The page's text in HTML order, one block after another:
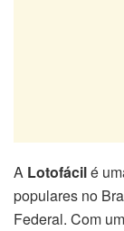
A Lotofácilé
populares no
Federal. Com